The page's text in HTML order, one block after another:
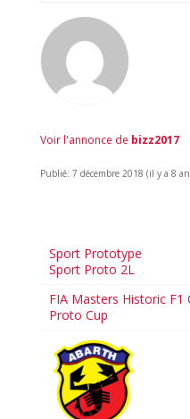
Voir l'annonce de bizz2017
Publié: 7 décembre 2018 (il y a 8
Sport Prototype
Sport Proto 2L
FIA Masters Historic F1
Proto Cup